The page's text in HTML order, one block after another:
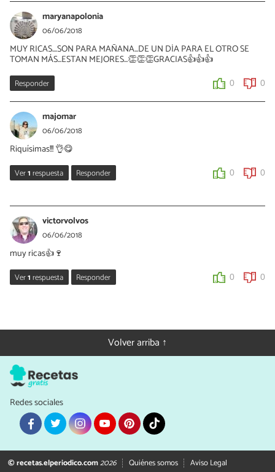
06/06/2018
GRACIAS COMPI...TE SALDRÁN ESTUPENDAS...👍👍👍
0
maryanapolonia
06/06/2018
MUY RICAS....SON PARA MAÑANA...DE UN DÍA PARA EL OTRO SE
TOMAN MÁS...ESTAN MEJORES...👏👏👏GRACIAS👍👍👍
Responder 0 0
majomar
06/06/2018
Riquísimas!!! 👌😋
Ver1respuesta Responder 0 0
06/06/2018
son para mañana....así están más tomaditas...y más ricas..👍👍👍
victorvolvos
06/06/2018
muy ricas👍🍷
Ver1respuesta Responder 0 0
GRACIAS....👏👏👍👍🤗🤗Volver arriba ↑
Redes sociales
© recetas.elperiodico.com2026 Quiénes somos
Aviso Legal